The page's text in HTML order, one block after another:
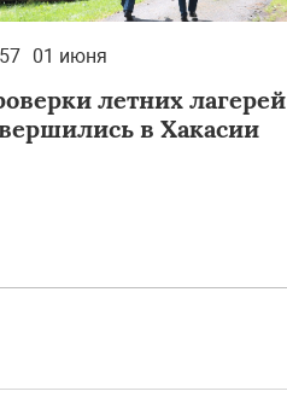
01 июня
летних лагерей
в Хакасии